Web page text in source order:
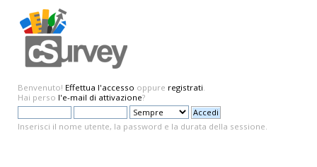
Benvenuto! Effettua l'accesso oppure registrati.
Hai perso l'e-mail di attivazione?
Inserisci il nome utente, la password e la durata della sessione.